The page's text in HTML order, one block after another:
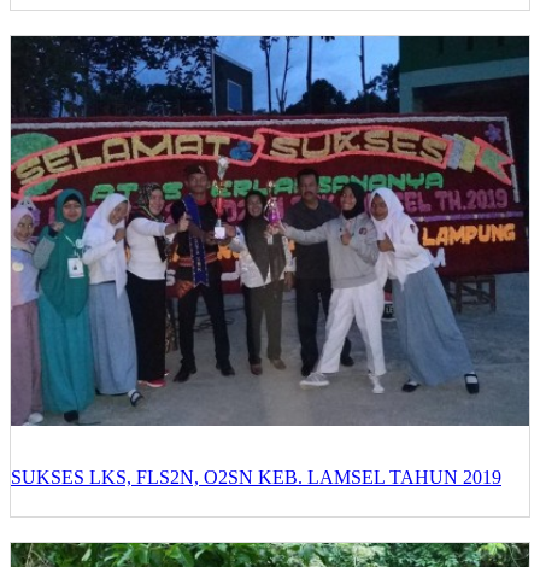
SUKSES LKS, FLS2N, O2SN KEB. LAMSEL TAHUN 2019